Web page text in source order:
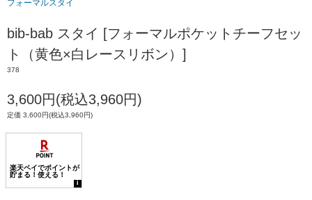
フォーマルスタイ
bib-bab スタイ [フォーマルポケットチーフセッ
ト（黄色×白レースリボン）]
378
3,600円(税込3,960円)
定価 3,600円(税込3,960円)